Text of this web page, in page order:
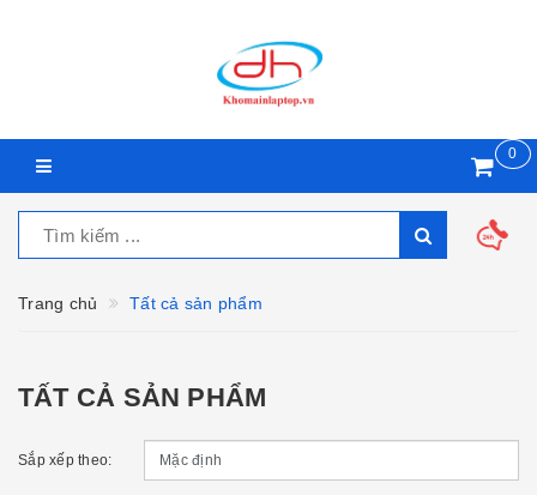
0
Trang chủ Tất cả sản phẩm
TẤT CẢ SẢN PHẨM
Sắp xếp theo: